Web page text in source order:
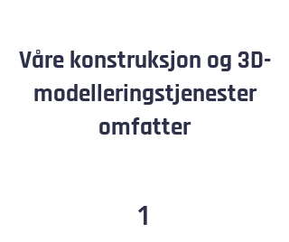
Våre konstruksjon og 3D-
modelleringstjenester
omfatter
1